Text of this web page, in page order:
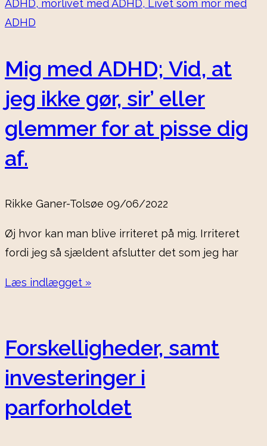
Mig med ADHD; Vid, at
jeg ikke gør, sir’ eller
glemmer for at pisse dig
af.
Rikke Ganer-Tolsøe 09/06/2022
Øj hvor kan man blive irriteret på mig. Irriteret
fordi jeg så sjældent afslutter det som jeg har
Læs indlægget »
Forskelligheder, samt
investeringer i
parforholdet